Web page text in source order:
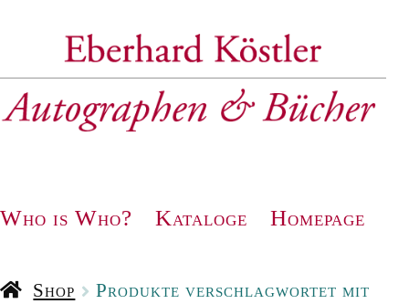
Navigation
Who is Who? Kataloge Homepage
Shop
Produkte verschlagwortet mit